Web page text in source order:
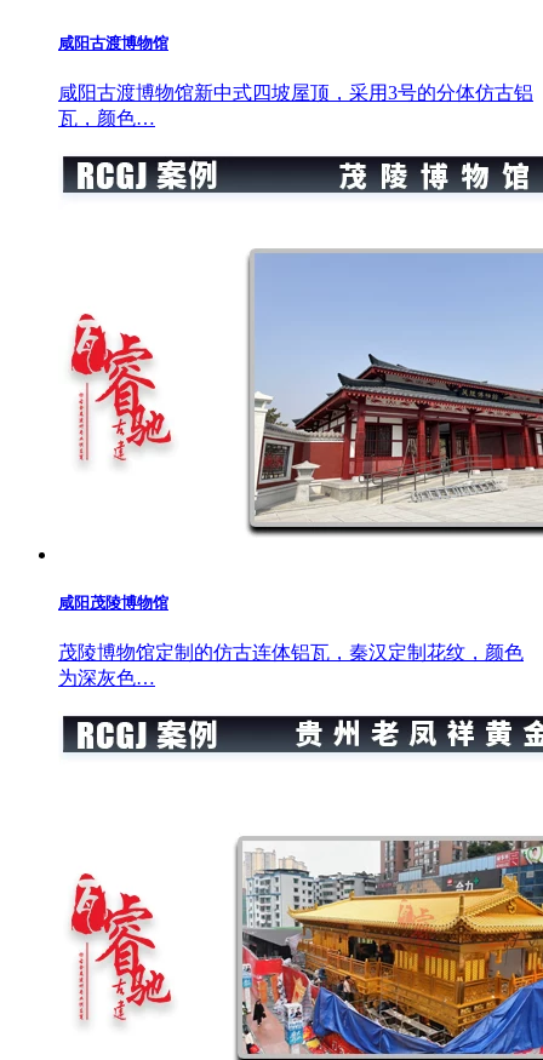
咸阳古渡博物馆
咸阳古渡博物馆新中式四坡屋顶，采用3号的分体仿古铝
瓦，颜色…
咸阳茂陵博物馆
茂陵博物馆定制的仿古连体铝瓦，秦汉定制花纹，颜色
为深灰色…